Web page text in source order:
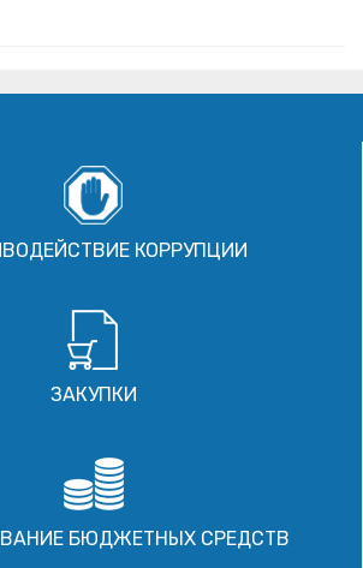
КОРРУПЦИИ
ЗАКУПКИ
БЮДЖЕТНЫХ СРЕДСТВ